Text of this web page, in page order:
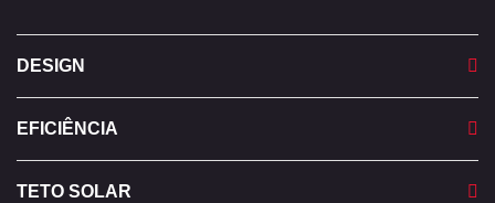
DESIGN
EFICIÊNCIA
TETO SOLAR